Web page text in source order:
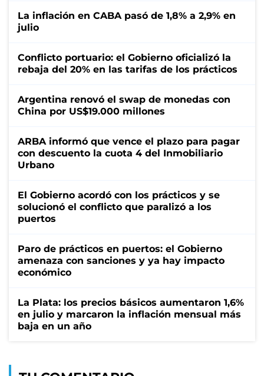
La inflación en CABA pasó de 1,8% a 2,9% en
julio
Conflicto portuario: el Gobierno oficializó la
rebaja del 20% en las tarifas de los prácticos
Argentina renovó el swap de monedas con
China por US$19.000 millones
ARBA informó que vence el plazo para pagar
con descuento la cuota 4 del Inmobiliario
Urbano
El Gobierno acordó con los prácticos y se
solucionó el conflicto que paralizó a los
puertos
Paro de prácticos en puertos: el Gobierno
amenaza con sanciones y ya hay impacto
económico
La Plata: los precios básicos aumentaron 1,6%
en julio y marcaron la inflación mensual más
baja en un año